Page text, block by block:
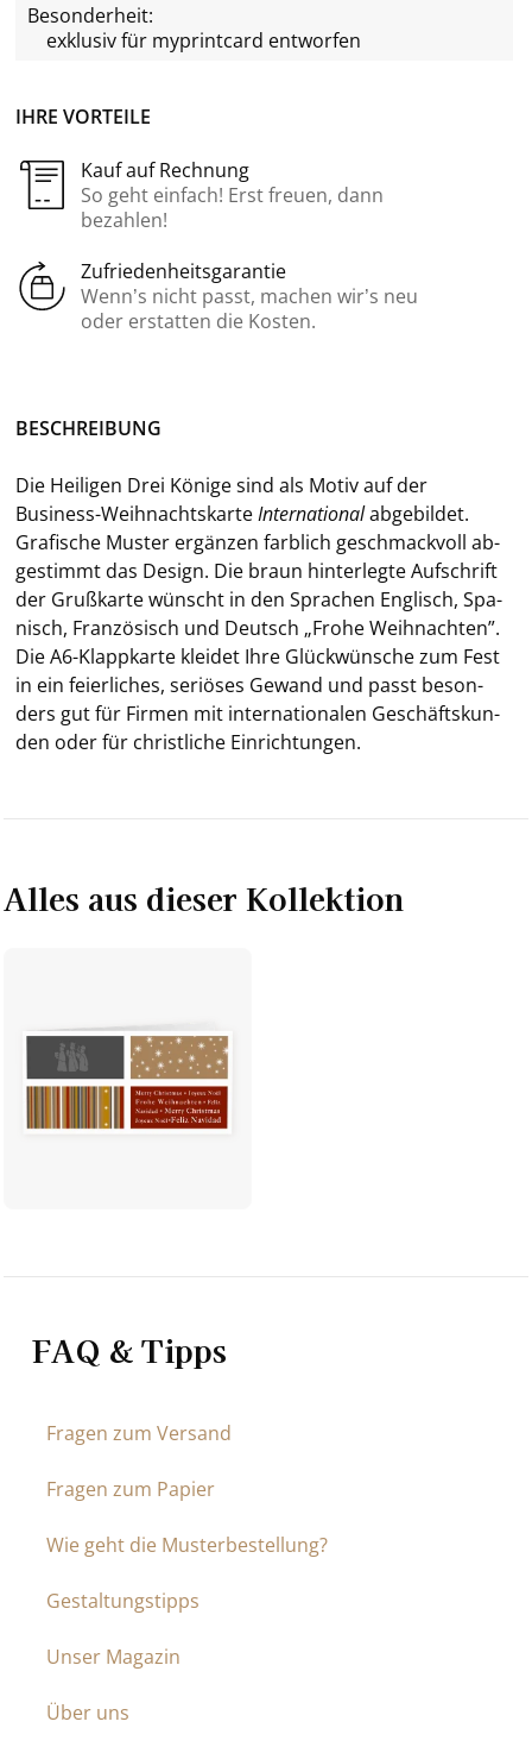
IHRE VORTEILE
Kauf auf Rechnung
So geht einfach! Erst freuen, dann
bezahlen!
Zufriedenheitsgarantie
Wenn’s nicht passt, machen wir’s neu
oder erstatten die Kosten.
Besonderheit:
exklusiv für myprintcard entworfen
BE­SCHREI­BUNG
Die Hei­li­gen Drei Kö­ni­ge sind als Motiv auf der
Business-​WeihnachtskarteIn­ter­na­tio­nalab­ge­bil­det.
Gra­fi­sche Mus­ter er­gän­zen farb­lich ge­schmack­voll ab­
ge­stimmt das De­sign. Die braun hin­ter­leg­te Auf­schrift
der Gruß­kar­te wünscht in den Spra­chen Eng­lisch, Spa­
nisch, Fran­zö­sisch und Deutsch „Frohe Weih­nach­ten”.
Die A6-​Klappkarte klei­det Ihre Glück­wün­sche zum Fest
in ein fei­er­li­ches, se­riö­ses Ge­wand und passt be­son­
ders gut für Fir­men mit in­ter­na­tio­na­len Ge­schäfts­kun­
den oder für christ­li­che Ein­rich­tun­gen.
Alles aus dieser Kollektion
FAQ & Tipps
Fragen zum Versand
Fragen zum Papier
Wie geht die Musterbestellung?
Gestaltungstipps
Unser Magazin
Über uns